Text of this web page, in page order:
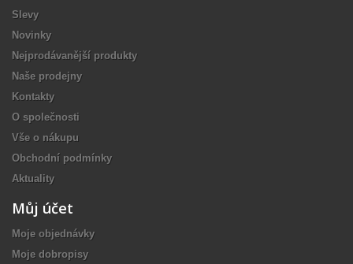
Slevy
Novinky
Nejprodávanější produkty
Naše prodejny
Kontakty
O společnosti
Vše o nákupu
Obchodní podmínky
Aktuality
Můj účet
Moje objednávky
Moje dobropisy